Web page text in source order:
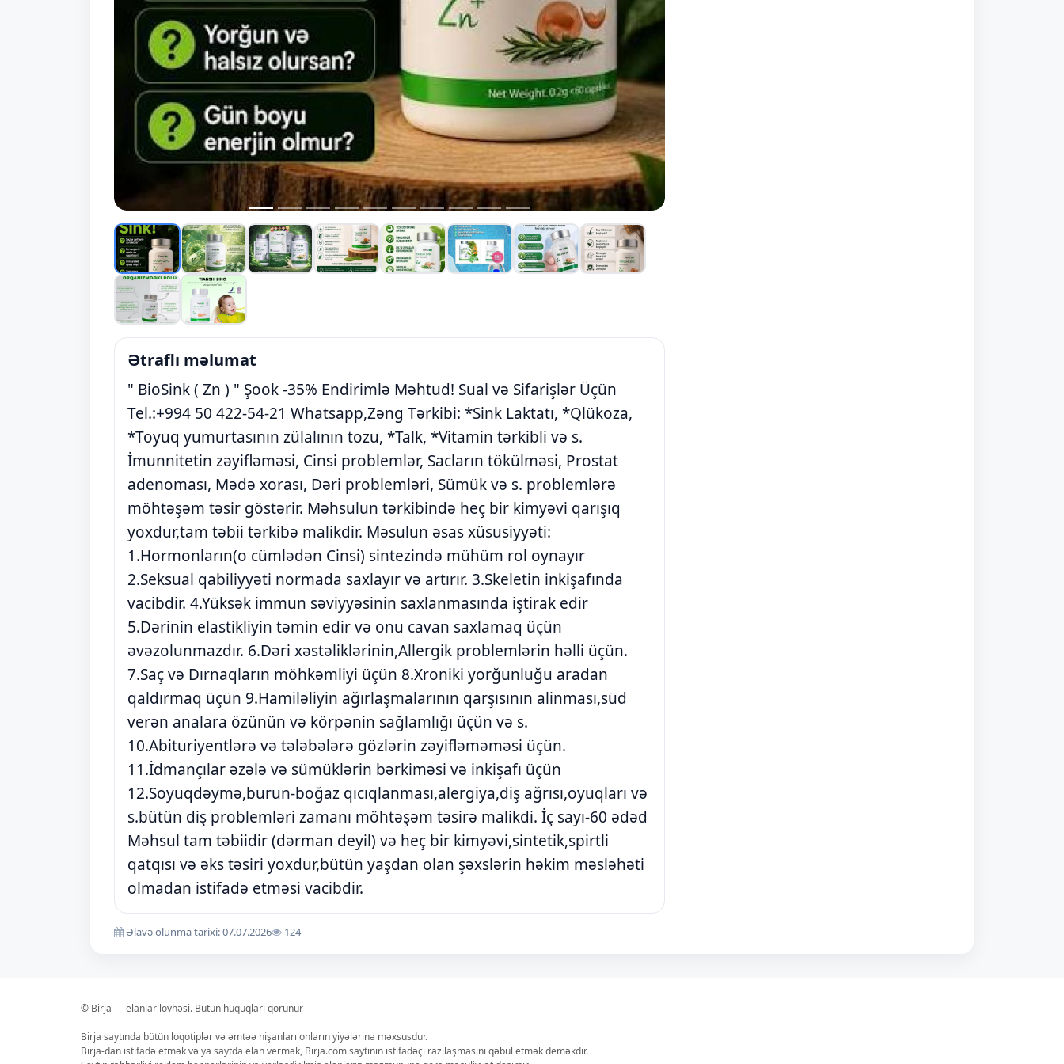
Ətraflı məlumat
" BioSink ( Zn ) " Şook -35% Endirimlə Məhtud! Sual və Sifarişlər Üçün
Tel.:+994 50 422-54-21 Whatsapp,Zəng Tərkibi: *Sink Laktatı, *Qlükoza,
*Toyuq yumurtasının zülalının tozu, *Talk, *Vitamin tərkibli və s.
İmunnitetin zəyifləməsi, Cinsi problemlər, Sacların tökülməsi, Prostat
adenoması, Mədə xorası, Dəri problemləri, Sümük və s. problemlərə
möhtəşəm təsir göstərir. Məhsulun tərkibində heç bir kimyəvi qarışıq
yoxdur,tam təbii tərkibə malikdir. Məsulun əsas xüsusiyyəti:
1.Hormonların(o cümlədən Cinsi) sintezində mühüm rol oynayır
2.Seksual qabiliyyəti normada saxlayır və artırır. 3.Skeletin inkişafında
vacibdir. 4.Yüksək immun səviyyəsinin saxlanmasında iştirak edir
5.Dərinin elastikliyin təmin edir və onu cavan saxlamaq üçün
əvəzolunmazdır. 6.Dəri xəstəliklərinin,Allergik problemlərin həlli üçün.
7.Saç və Dırnaqların möhkəmliyi üçün 8.Xroniki yorğunluğu aradan
qaldırmaq üçün 9.Hamiləliyin ağırlaşmalarının qarşısının alinması,süd
verən analara özünün və körpənin sağlamlığı üçün və s.
10.Abituriyentlərə və tələbələrə gözlərin zəyifləməməsi üçün.
11.İdmançılar əzələ və sümüklərin bərkiməsi və inkişafı üçün
12.Soyuqdəymə,burun-boğaz qıcıqlanması,alergiya,diş ağrısı,oyuqları və
s.bütün diş problemləri zamanı möhtəşəm təsirə malikdi. İç sayı-60 ədəd
Məhsul tam təbiidir (dərman deyil) və heç bir kimyəvi,sintetik,spirtli
qatqısı və əks təsiri yoxdur,bütün yaşdan olan şəxslərin həkim məsləhəti
olmadan istifadə etməsi vacibdir.
Əlavə olunma tarixi: 07.07.2026 124
© Birja — elanlar lövhəsi. Bütün hüquqları qorunur
Birja saytında bütün loqotiplər və əmtəə nişanları onların yiyələrinə məxsusdur.
Birja-dan istifadə etmək və ya saytda elan vermək, Birja.com saytının istifadəçi razılaşmasını qəbul etmək deməkdir.